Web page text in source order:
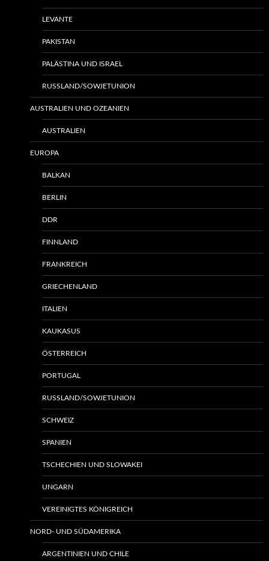
LEVANTE
PAKISTAN
PALÄSTINA UND ISRAEL
RUSSLAND/SOWJETUNION
AUSTRALIEN UND OZEANIEN
AUSTRALIEN
EUROPA
BALKAN
BERLIN
DDR
FINNLAND
FRANKREICH
GRIECHENLAND
ITALIEN
KAUKASUS
ÖSTERREICH
PORTUGAL
RUSSLAND/SOWJETUNION
SCHWEIZ
SPANIEN
TSCHECHIEN UND SLOWAKEI
UNGARN
VEREINIGTES KÖNIGREICH
NORD- UND SÜDAMERIKA
ARGENTINIEN UND CHILE